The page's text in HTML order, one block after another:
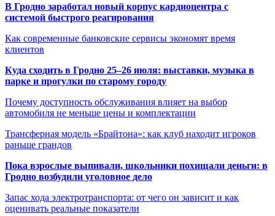
В Гродно заработал новый корпус кардиоцентра с
системой быстрого реагирования
Как современные банковские сервисы экономят время
клиентов
Куда сходить в Гродно 25–26 июля: выставки, музыка в
парке и прогулки по старому городу
Почему доступность обслуживания влияет на выбор
автомобиля не меньше цены и комплектации
Трансферная модель «Брайтона»: как клуб находит игроков
раньше грандов
Пока взрослые выпивали, школьники похищали деньги: в
Гродно возбудили уголовное дело
Запас хода электротранспорта: от чего он зависит и как
оценивать реальные показатели